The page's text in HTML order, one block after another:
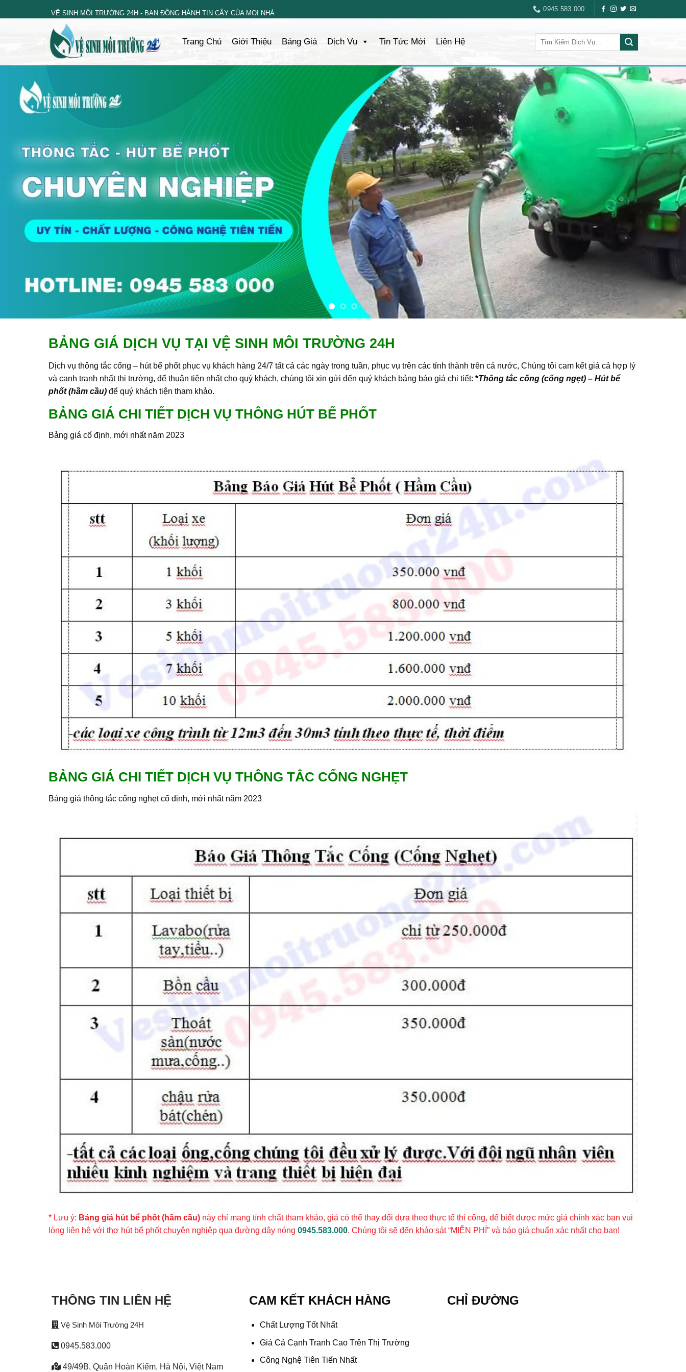
to
VỆ SINH MÔI TRƯỜNG 24H - BẠN ĐỒNG HÀNH TIN CẬY CỦA MỌI NHÀ
0945.583.000
Trang Chủ Giới Thiệu Bảng Giá Dịch Vụ Tin Tức Mới Liên Hệ
BẢNG GIÁ DỊCH VỤ TẠI VỆ SINH MÔI TRƯỜNG 24H
Dịch vụ thông tắc cống – hút bể phốt phục vụ khách hàng 24/7 tất cả các ngày trong tuần, phục vụ trên các tỉnh thành trên cả nước, Chúng tôi cam kết giá cả hợp lý
và cạnh tranh nhất thị trường, để thuận tiện nhất cho quý khách, chúng tôi xin gửi đến quý khách bảng báo giá chi tiết: *Thông tắc cống (cống ngẹt) – Hút bể
phốt (hầm cầu)để quý khách tiện tham khảo.
BẢNG GIÁ CHI TIẾT DỊCH VỤ THÔNG HÚT BỂ PHỐT
Bảng giá cố định, mới nhất năm 2023
BẢNG GIÁ CHI TIẾT DỊCH VỤ THÔNG TẮC CỐNG NGHẸT
Bảng giá thông tắc cống nghẹt cố định, mới nhất năm 2023
* Lưu ý: Bảng giá hút bể phốt (hầm cầu)này chỉ mang tính chất tham khảo, giá có thể thay đổi dựa theo thực tế thi công, để biết được mức giá chính xác bạn vui
lòng liên hệ với thợ hút bể phốt chuyên nghiệp qua đường dây nóng 0945.583.000. Chúng tôi sẽ đến khảo sát “MIỄN PHÍ” và báo giá chuẩn xác nhất cho bạn!
THÔNG TIN LIÊN HỆ
Vệ Sinh Môi Trường 24H
0945.583.000
49/49B, Quận Hoàn Kiếm, Hà Nội, Việt Nam
CAM KẾT KHÁCH HÀNG
Chất Lượng Tốt Nhất
Giá Cả Cạnh Tranh Cao Trên Thị Trường
Công Nghệ Tiên Tiến Nhất
CHỈ ĐƯỜNG